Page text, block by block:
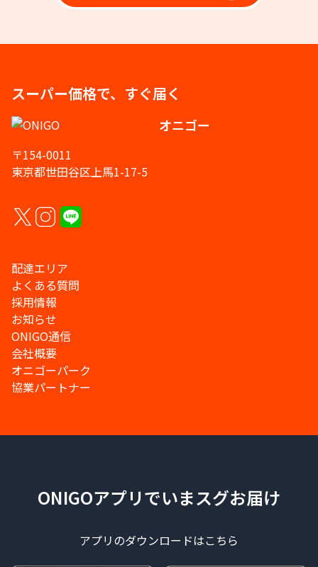
スーパー価格で、すぐ届く
オニゴー
〒154-0011
東京都世田谷区上馬1-17-5
配達エリア
よくある質問
採用情報
お知らせ
ONIGO通信
会社概要
オニゴーパーク
協業パートナー
ONIGOアプリでいまスグお届け
アプリのダウンロードはこちら